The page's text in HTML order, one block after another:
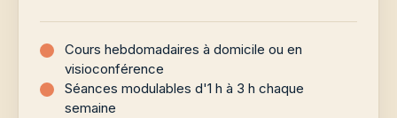
Cours hebdomadaires à domicile ou en
visioconférence
Séances modulables d'1 h à 3 h chaque
semaine